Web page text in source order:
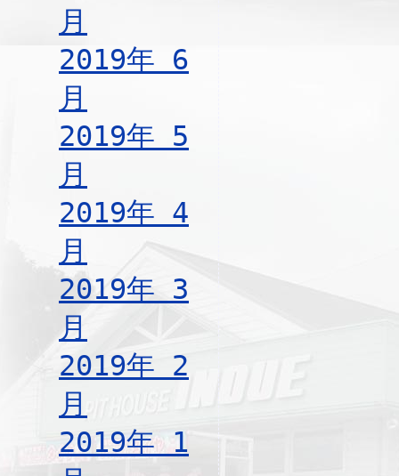
月
2019年 6
月
2019年 5
月
2019年 4
月
2019年 3
月
2019年 2
月
2019年 1